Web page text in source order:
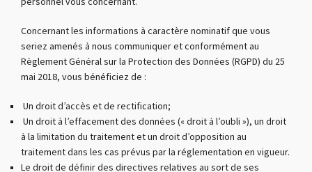
Concernant les informations à caractère nominatif que vous
seriez amenés à nous communiquer et conformément au
Règlement Général sur la Protection des Données (RGPD) du 25
mai 2018, vous bénéficiez de :
Un droit d’accès et de rectification;
Un droit à l’effacement des données (« droit à l’oubli »), un droit
à la limitation du traitement et un droit d’opposition au
traitement dans les cas prévus par la réglementation en vigueur.
Le droit de définir des directives relatives au sort de ses